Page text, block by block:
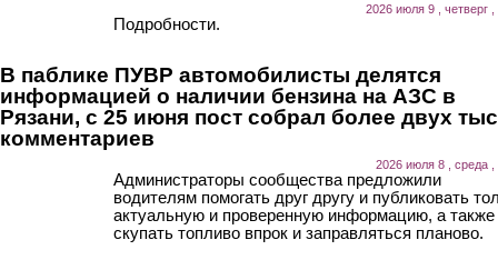
2026 июля 9 , четверг ,
Подробности.
В паблике ПУВР автомобилисты делятся
информацией о наличии бензина на АЗС в
Рязани, с 25 июня пост собрал более двух
комментариев
2026 июля 8 , среда ,
Администраторы сообщества предложили
водителям помогать друг другу и публиковать
актуальную и проверенную информацию, а также
скупать топливо впрок и заправляться планово.